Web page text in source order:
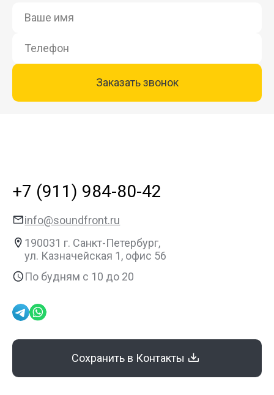
Заказать звонок
+7 (911) 984-80-42
info@soundfront.ru
190031 г. Санкт-Петербург,
ул. Казначейская 1, офис 56
По будням с 10 до 20
Сохранить в Контакты